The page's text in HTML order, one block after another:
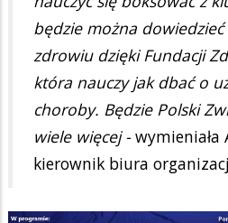
będzie można
zdrowiu dzięki Fundacji
która nauczy jak dbać o
choroby. Będzie Polski
wiele więcej - wymieniała
kierownik biura